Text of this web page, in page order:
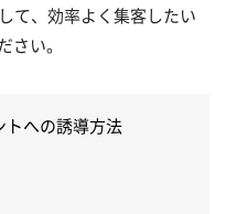
て、効率よく集客したい
い。
トへの誘導方法